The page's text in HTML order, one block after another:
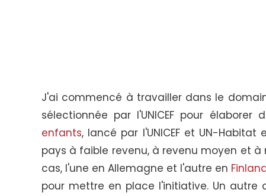
J'ai commencé à travailler dans le
sélectionnée par l'UNICEF pour
enfants, lancé par l'UNICEF et UN-
pays à faible revenu, à revenu moyen et
cas, l'une en Allemagne et l'autre en
pour mettre en place l'initiative. Un